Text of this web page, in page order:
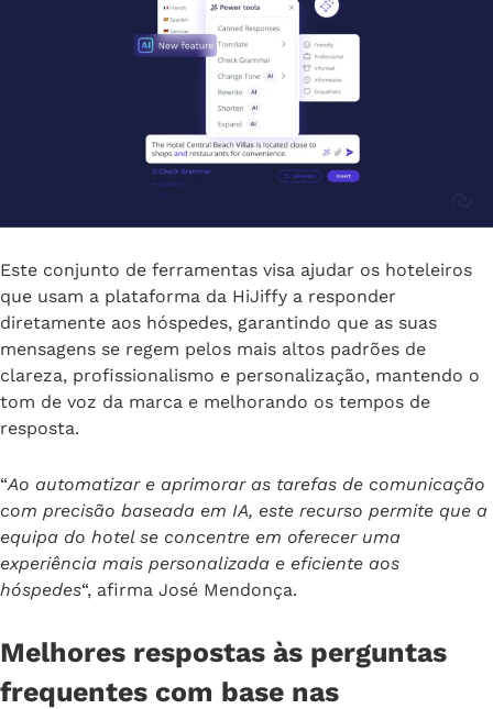
Este conjunto de ferramentas visa ajudar os hoteleiros
que usam a plataforma da HiJiffy a responder
diretamente aos hóspedes, garantindo que as suas
mensagens se regem pelos mais altos padrões de
clareza, profissionalismo e personalização, mantendo o
tom de voz da marca e melhorando os tempos de
resposta.
“Ao automatizar e aprimorar as tarefas de comunicação
com precisão baseada em IA, este recurso permite que a
equipa do hotel se concentre em oferecer uma
experiência mais personalizada e eficiente aos
hóspedes“, afirma José Mendonça.
Melhores respostas às perguntas
frequentes com base nas